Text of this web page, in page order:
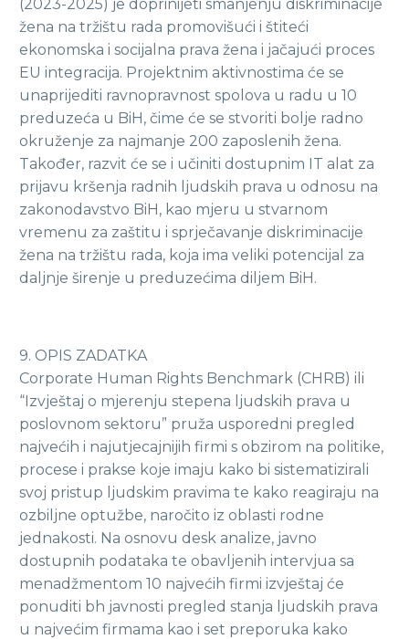
(2023-2025) je doprinijeti smanjenju diskriminacije
žena na tržištu rada promovišući i štiteći
ekonomska i socijalna prava žena i jačajući proces
EU integracija. Projektnim aktivnostima će se
unaprijediti ravnopravnost spolova u radu u 10
preduzeća u BiH, čime će se stvoriti bolje radno
okruženje za najmanje 200 zaposlenih žena.
Također, razvit će se i učiniti dostupnim IT alat za
prijavu kršenja radnih ljudskih prava u odnosu na
zakonodavstvo BiH, kao mjeru u stvarnom
vremenu za zaštitu i sprječavanje diskriminacije
žena na tržištu rada, koja ima veliki potencijal za
daljnje širenje u preduzećima diljem BiH.
9. OPIS ZADATKA
Corporate Human Rights Benchmark (CHRB) ili
“Izvještaj o mjerenju stepena ljudskih prava u
poslovnom sektoru” pruža usporedni pregled
najvećih i najutjecajnijih firmi s obzirom na politike,
procese i prakse koje imaju kako bi sistematizirali
svoj pristup ljudskim pravima te kako reagiraju na
ozbiljne optužbe, naročito iz oblasti rodne
jednakosti. Na osnovu desk analize, javno
dostupnih podataka te obavljenih intervjua sa
menadžmentom 10 najvećih firmi izvještaj će
ponuditi bh javnosti pregled stanja ljudskih prava
u najvećim firmama kao i set preporuka kako